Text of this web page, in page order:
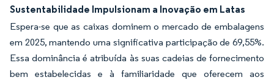
Sustentabilidade Impulsionam a Inovação em Latas
Espera-se que as caixas dominem o mercado de embalagens
em 2025, mantendo uma significativa participação de 69,55%.
Essa dominância é atribuída às suas cadeias de fornecimento
bem estabelecidas e à familiaridade que oferecem aos